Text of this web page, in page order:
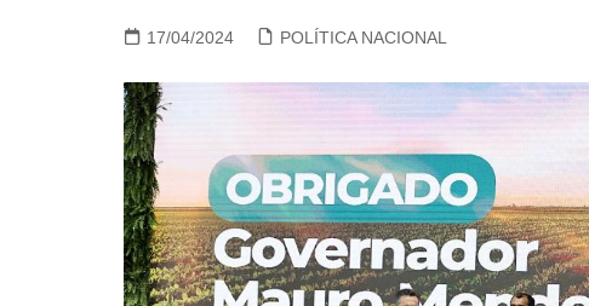
17/04/2024 POLÍTICA NACIONAL